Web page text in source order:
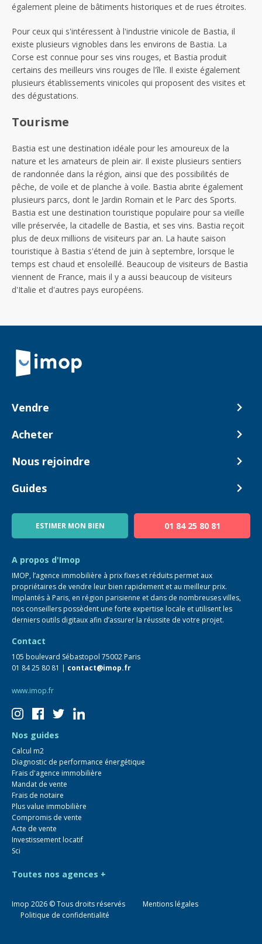
également pleine de bâtiments historiques et de rues étroites.
Pour ceux qui s'intéressent à l'industrie vinicole de Bastia, il
existe plusieurs vignobles dans les environs de Bastia. La
Corse est connue pour ses vins rouges, et Bastia produit
certains des meilleurs vins rouges de l'île. Il existe également
plusieurs établissements vinicoles qui proposent des visites et
des dégustations.
Tourisme
Bastia est une destination idéale pour les amoureux de la
nature et les amateurs de plein air. Il existe plusieurs sentiers
de randonnée dans la région, ainsi que des possibilités de
pêche, de voile et de planche à voile. Bastia abrite également
plusieurs parcs, dont le Jardin Romain et le Parc des Sports.
Bastia est une destination touristique populaire pour sa vieille
ville préservée, la citadelle de Bastia, et ses vins. Bastia reçoit
plus de deux millions de visiteurs par an. La haute saison
touristique à Bastia s'étend de juin à septembre, lorsque le
temps est chaud et ensoleillé. Beaucoup de visiteurs de Bastia
viennent de France, mais il y a aussi beaucoup de visiteurs
d'Italie et d'autres pays européens.
Retour à la navigation principale
Vendre
Comment ça marche ?
Acheter
Biens en vente
Nous rejoindre
Devenir Conseiller
Guides
Blog
ESTIMER MON BIEN 01 84 25 80 81
A propos d'Imop
IMOP, l’agence immobilière à prix fixes et réduits permet aux
propriétaires de vendre leur bien rapidement et au meilleur prix.
Implantés à Paris, en région parisienne et dans de nombreuses villes,
nos conseillers possèdent une forte expertise locale et utilisent les
derniers outils digitaux afin d’assurer la réussite de votre projet.
Contact
105 boulevard Sébastopol 75002 Paris
01 84 25 80 81 | contact@imop.fr
www.imop.fr
Nos guides
Calcul m2
Diagnostic de performance énergétique
Frais d'agence immobilière
Mandat de vente
Frais de notaire
Plus value immobilière
Compromis de vente
Acte de vente
Investissement locatif
Sci
Toutes nos agences +
Imop 2026 © Tous droits réservés
Mentions légales
Politique de confidentialité